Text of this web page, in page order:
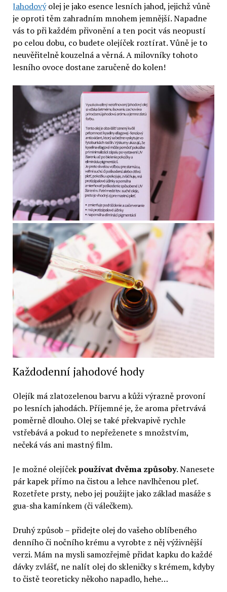
Jahodovýolej je jako esence lesních jahod, jejichž vůně
je oproti těm zahradním mnohem jemnější. Napadne
vás to při každém přivonění a ten pocit vás neopustí
po celou dobu, co budete olejíček roztírat. Vůně je to
neuvěřitelně kouzelná a věrná. A milovníky tohoto
lesního ovoce dostane zaručeně do kolen!
Každodenní jahodové hody
Olejík má zlatozelenou barvu a kůži výrazně provoní
po lesních jahodách. Příjemné je, že aroma přetrvává
poměrně dlouho. Olej se také překvapivě rychle
vstřebává a pokud to nepřeženete s množstvím,
nečeká vás ani mastný film.
Je možné olejíčekpoužívat dvěma způsoby. Nanesete
pár kapek přímo na čistou a lehce navlhčenou pleť.
Rozetřete prsty, nebo jej použijte jako základ masáže s
gua-sha kamínkem (či válečkem).
Druhý způsob – přidejte olej do vašeho oblíbeného
denního či nočního krému a vyrobte z něj výživnější
verzi. Mám na mysli samozřejmě přidat kapku do každé
dávky zvlášť, ne nalít olej do skleničky s krémem, kdyby
to čistě teoreticky někoho napadlo, hehe…